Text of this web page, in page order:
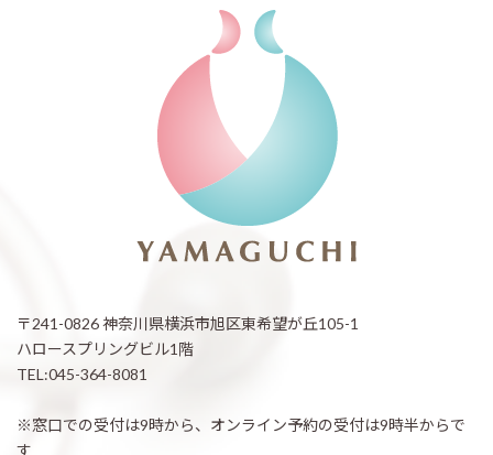
〒241-0826 神奈川県横浜市旭区東希望が丘105-1
ハロースプリングビル1階
TEL:045-364-8081
※窓口での受付は9時から、オンライン予約の受付は9時半からで
す